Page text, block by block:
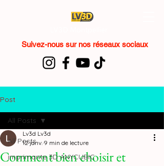
Suivez-nous sur nos réseaux sociaux
Post
All Posts
imprimante 3D ANYCUBIC
All Posts
Comment bien choisir et
Lv3d Lv3d
12 janv. 9 min de lecture